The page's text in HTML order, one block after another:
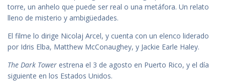
torre, un anhelo que puede ser real o una metáfora. Un relato
lleno de misterio y ambigüedades.
El filme lo dirige Nicolaj Arcel, y cuenta con un elenco liderado
por Idris Elba, Matthew McConaughey, y Jackie Earle Haley.
The Dark Tower estrena el 3 de agosto en Puerto Rico, y el día
siguiente en los Estados Unidos.